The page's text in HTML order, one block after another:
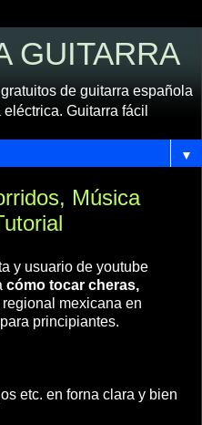
GUITARRA
de guitarra española
Guitarra fácil
▼
Música
y usuario de youtube
cómo tocar cheras,
mexicana en
principiantes.
etc. en forna clara y bien